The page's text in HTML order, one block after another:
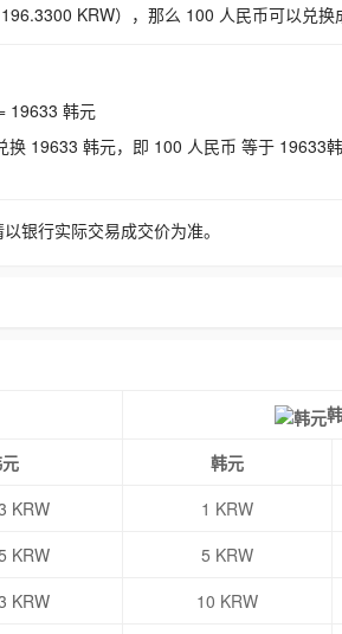
KRW），那么 100 人民币可以兑换
19633 韩元
换 19633 韩元，即 100 人民币 等于 19633
银行实际交易成交价为准。
韩元
KRW 1 KRW
KRW 5 KRW
KRW 10 KRW